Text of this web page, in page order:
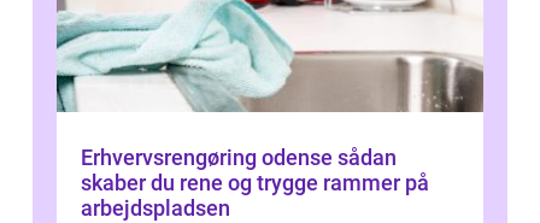
Erhvervsrengøring odense sådan
skaber du rene og trygge rammer på
arbejdspladsen